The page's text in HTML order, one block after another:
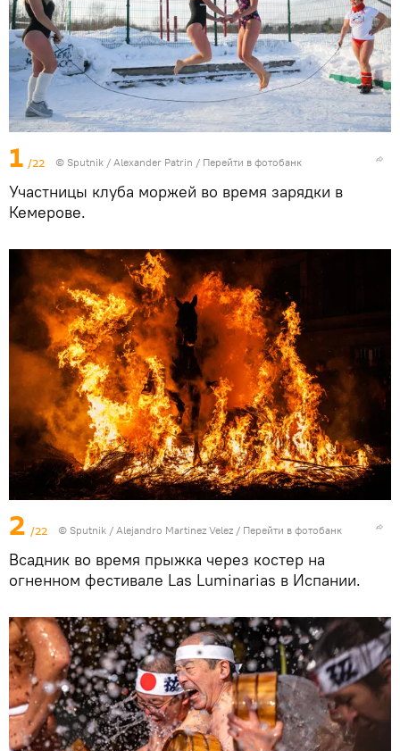
1 /22 © Sputnik / Alexander Patrin / Перейти в фотобанк
Участницы клуба моржей во время зарядки в
Кемерове.
2 /22 © Sputnik / Alejandro Martinez Velez / Перейти в фотобанк
Всадник во время прыжка через костер на
огненном фестивале Las Luminarias в Испании.